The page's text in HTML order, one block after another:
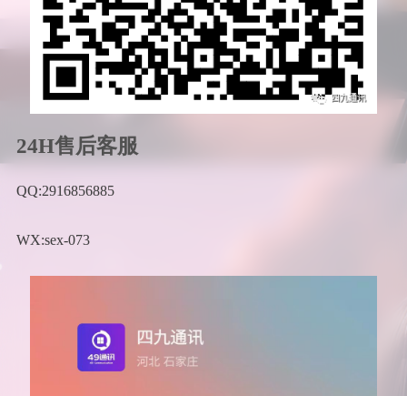
24H售后客服
QQ:2916856885
WX:sex-073